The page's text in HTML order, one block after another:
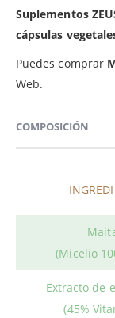
Suplementos
cápsulas
Puedes comprar
Web.
COMPOSICIÓN
(Micelio
Extracto de
(45%